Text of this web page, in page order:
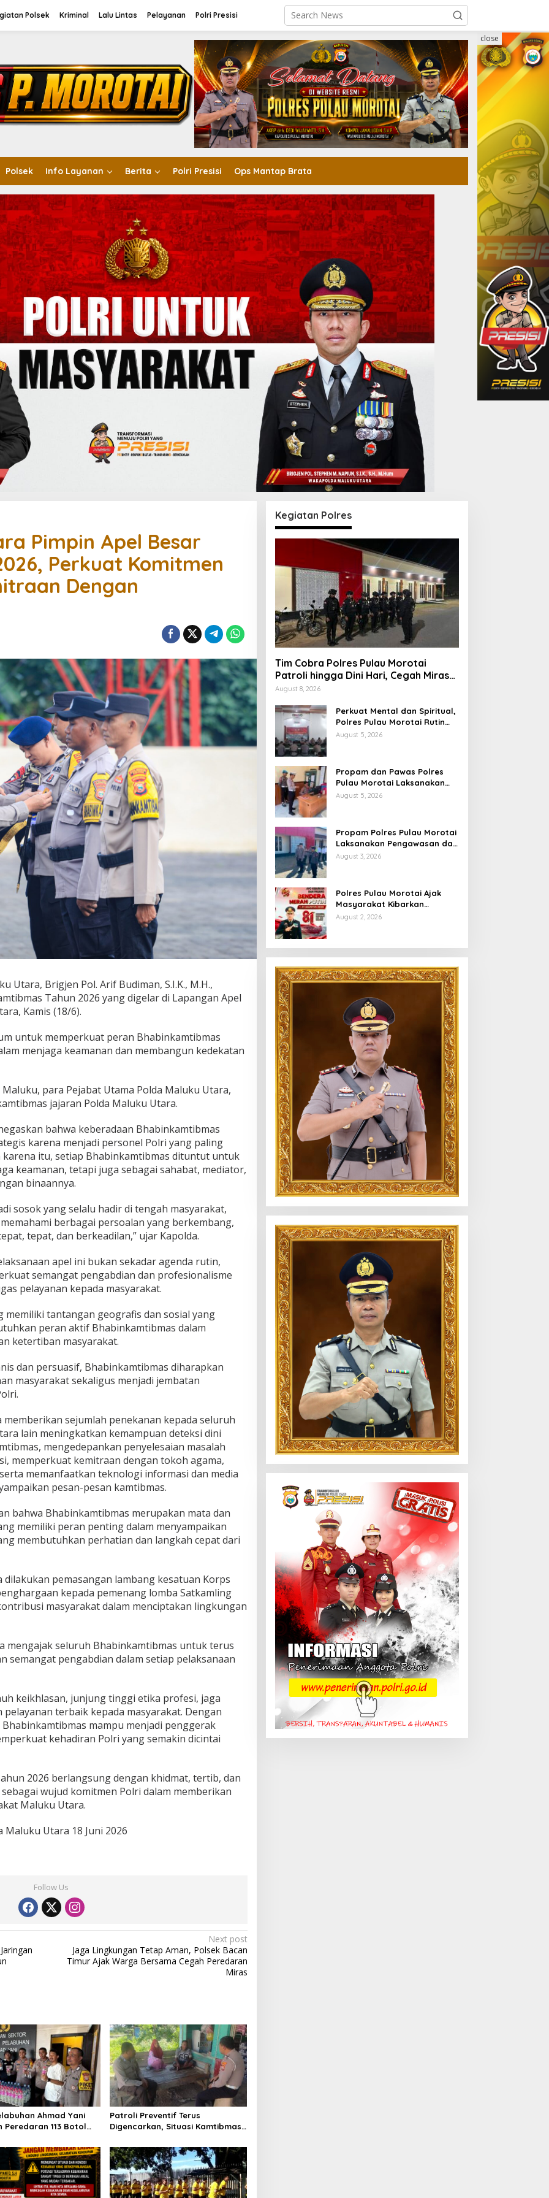
Polsek Kriminal Lalu Lintas Pelayanan Polri Presisi
Polsek Info Layanan Berita Polri Presisi Ops Mantap Brata
close
Pimpin Apel Besar
Perkuat Komitmen
Dengan
Utara, Brigjen Pol. Arif Budiman, S.I.K., M.H.,
Tahun 2026 yang digelar di Lapangan Apel
Kamis (18/6).
untuk memperkuat peran Bhabinkamtibmas
menjaga keamanan dan membangun kedekatan
para Pejabat Utama Polda Maluku Utara,
jajaran Polda Maluku Utara.
bahwa keberadaan Bhabinkamtibmas
karena menjadi personel Polri yang paling
karena itu, setiap Bhabinkamtibmas dituntut untuk
keamanan, tetapi juga sebagai sahabat, mediator,
binaannya.
sosok yang selalu hadir di tengah masyarakat,
berbagai persoalan yang berkembang,
tepat, dan berkeadilan,” ujar Kapolda.
apel ini bukan sekadar agenda rutin,
semangat pengabdian dan profesionalisme
pelayanan kepada masyarakat.
memiliki tantangan geografis dan sosial yang
peran aktif Bhabinkamtibmas dalam
ketertiban masyarakat.
dan persuasif, Bhabinkamtibmas diharapkan
masyarakat sekaligus menjadi jembatan
memberikan sejumlah penekanan kepada seluruh
lain meningkatkan kemampuan deteksi dini
mengedepankan penyelesaian masalah
memperkuat kemitraan dengan tokoh agama,
memanfaatkan teknologi informasi dan media
pesan-pesan kamtibmas.
bahwa Bhabinkamtibmas merupakan mata dan
memiliki peran penting dalam menyampaikan
membutuhkan perhatian dan langkah cepat dari
pemasangan lambang kesatuan Korps
kepada pemenang lomba Satkamling
masyarakat dalam menciptakan lingkungan
mengajak seluruh Bhabinkamtibmas untuk terus
semangat pengabdian dalam setiap pelaksanaan
keikhlasan, junjung tinggi etika profesi, jaga
terbaik kepada masyarakat. Dengan
mampu menjadi penggerak
kehadiran Polri yang semakin dicintai
2026 berlangsung dengan khidmat, tertib, dan
wujud komitmen Polri dalam memberikan
Maluku Utara.
Maluku Utara 18 Juni 2026
Follow Us
Next post
Jaga Lingkungan Tetap Aman, Polsek Bacan
Timur Ajak Warga Bersama Cegah Peredaran
Miras
Ahmad Yani
Peredaran 113 Botol
Patroli Preventif Terus
Digencarkan, Situasi Kamtibmas
Kondusif
Kegiatan Polres
Tim Cobra Polres Pulau Morotai
Patroli hingga Dini Hari, Cegah Miras
dan Gangguan Kamtibmas
August 8, 2026
Perkuat Mental dan Spiritual,
Polres Pulau Morotai Rutin
Gelar Binrohtal untuk Bentuk
August 5, 2026
Propam dan Pawas Polres
Pulau Morotai Laksanakan
Pengecekan Pelayanan,
August 5, 2026
Propam Polres Pulau Morotai
Laksanakan Pengawasan dan
Pengecekan Personel Saat
August 3, 2026
Polres Pulau Morotai Ajak
Masyarakat Kibarkan
Bendera Merah Putih Selama
August 2, 2026